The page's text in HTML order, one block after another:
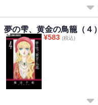
夢の雫、黄金の鳥籠（４）
¥583 (税込)